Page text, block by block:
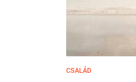
CSALÁD